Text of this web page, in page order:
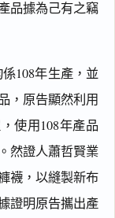
品據為己有之竊
108年生產，並
，原告顯然利用
使用108年產品
然證人蕭哲賢業
襪，以縫製新布
證明原告攜出產